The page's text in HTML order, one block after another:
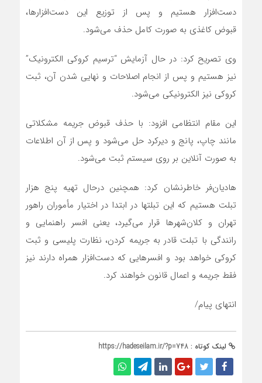
دست‌افزار هستیم و پس از توزیع این دست‌افزارها،
قبوض کاغذی به صورت کامل حذف می‌شود.
وی تصریح کرد: در حال آزمایش “ترسیم کروکی الکترونیک”
نیز هستیم و پس از انجام اصلاحات و نهایی شدن آن، ثبت
کروکی نیز الکترونیکی می‌شود.
این مقام انتظامی افزود: با حذف قبوض جریمه مشکلاتی
مانند چاپ، پانج و دیرکرد حل می‌شود و پس از آن اطلاعات
به صورت آنلاین بر روی سیستم ثبت می‌شود.
هادیان‌فر خاطرنشان کرد: همچنین درحال تهیه پنج هزار
تبلت هستیم که این تبلتها در ابتدا در اختیار مأموران راهور
تهران و کلان‌شهرها قرار می‌گیرد، یعنی افسر راهنمایی و
رانندگی با تبلت قادر به جریمه کردن، نظارت پلیسی و ثبت
کروکی خواهد بود و افسرهایی که دست‌افزار همراه دارند نیز
فقط جریمه و اعمال قانون خواهند کرد.
انتهای پیام/
لینک کوتاه : https://hadeseilam.ir/?p=748